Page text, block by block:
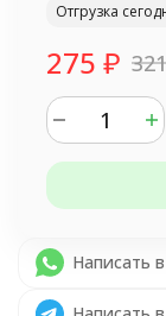
Отгрузка
275 ₽
Написать